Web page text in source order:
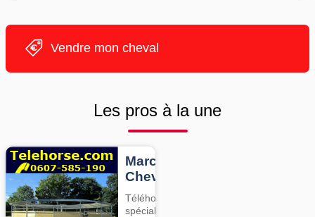
Vendre mon cheval
Les pros à la une
Marcheurs
Chevaux
Téléhorse,
spécialiste